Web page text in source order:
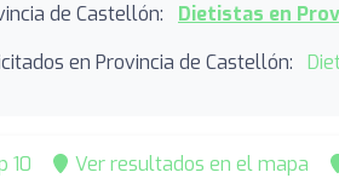
de Castellón: Dietistas en
en Provincia de Castellón:
10 Ver resultados en el mapa